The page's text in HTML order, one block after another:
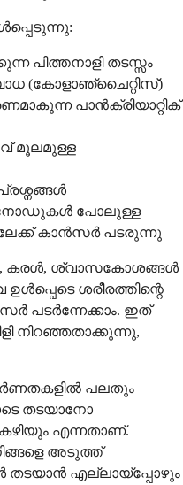
പിത്തനാളി തടസ്സം
(കോളാഞ്ചൈറ്റിസ്)
പാൻക്രിയാറ്റിക്
മൂലമുള്ള
നോഡുകൾ പോലുള്ള
കാൻസർ പടരുന്നു
കരൾ, ശ്വാസകോശങ്ങൾ
ശരീരത്തിന്റെ
പടർന്നേക്കാം. ഇത്
നിറഞ്ഞതാക്കുന്നു,
പലതും
തടയാനോ
കഴിയും എന്നതാണ്.
അടുത്ത്
തടയാൻ എല്ലായ്പ്പോഴും